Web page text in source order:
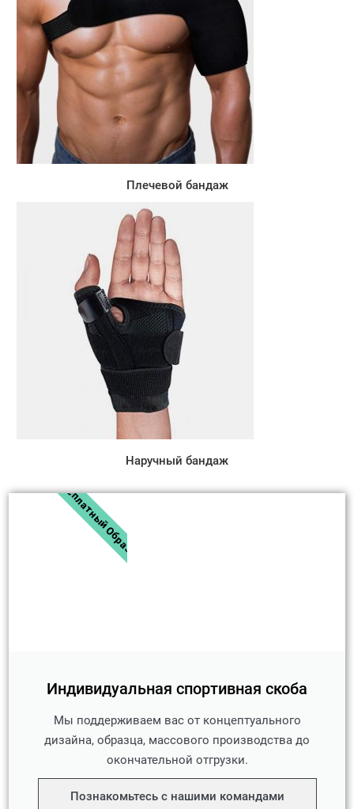
Плечевой бандаж
Наручный бандаж
Индивидуальная спортивная скоба
Мы поддерживаем вас от концептуального
дизайна, образца, массового производства до
окончательной отгрузки.
Познакомьтесь с нашими командами
Бесплатный Образец